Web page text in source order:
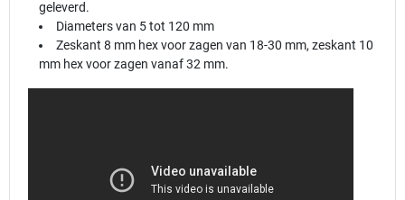
geleverd.
Diameters van 5 tot 120 mm
Zeskant 8 mm hex voor zagen van 18-30 mm, zeskant 10
mm hex voor zagen vanaf 32 mm.